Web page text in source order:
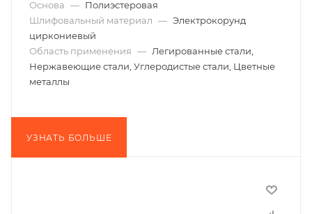
Основа — Полиэстеровая
Шлифовальный материал — Электрокорунд
циркониевый
Область применения — Легированные стали,
Нержавеющие стали, Углеродистые стали, Цветные
металлы
УЗНАТЬ БОЛЬШЕ